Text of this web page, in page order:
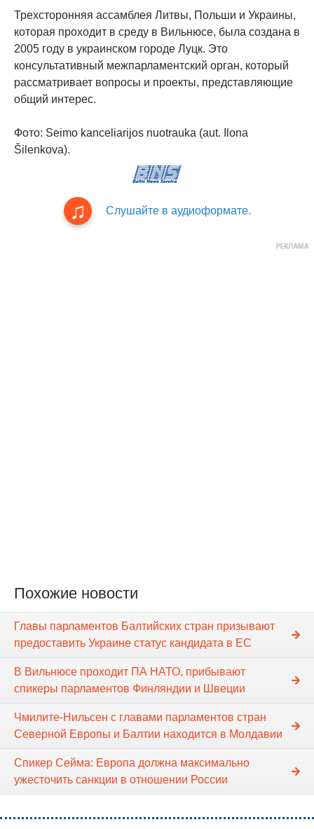
Трехсторонняя ассамблея Литвы, Польши и Украины,
которая проходит в среду в Вильнюсе, была создана в
2005 году в украинском городе Луцк. Это
консультативный межпарламентский орган, который
рассматривает вопросы и проекты, представляющие
общий интерес.
Фото: Seimo kanceliarijos nuotrauka (aut. Ilona
Šilenkova).
Слушайте в аудиоформате.
Похожие новости
Главы парламентов Балтийских стран призывают
предоставить Украине статус кандидата в ЕС
В Вильнюсе проходит ПА НАТО, прибывают
спикеры парламентов Финляндии и Швеции
Чмилите-Нильсен с главами парламентов стран
Северной Европы и Балтии находится в Молдавии
Спикер Сейма: Европа должна максимально
ужесточить санкции в отношении России